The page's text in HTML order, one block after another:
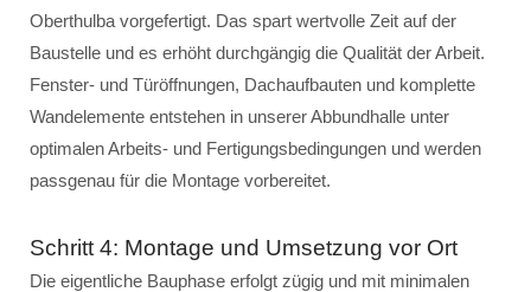
Oberthulba vorgefertigt. Das spart wertvolle Zeit auf der
Baustelle und es erhöht durchgängig die Qualität der Arbeit.
Fenster- und Türöffnungen, Dachaufbauten und komplette
Wandelemente entstehen in unserer Abbundhalle unter
optimalen Arbeits- und Fertigungsbedingungen und werden
passgenau für die Montage vorbereitet.
Schritt 4: Montage und Umsetzung vor Ort
Die eigentliche Bauphase erfolgt zügig und mit minimalen